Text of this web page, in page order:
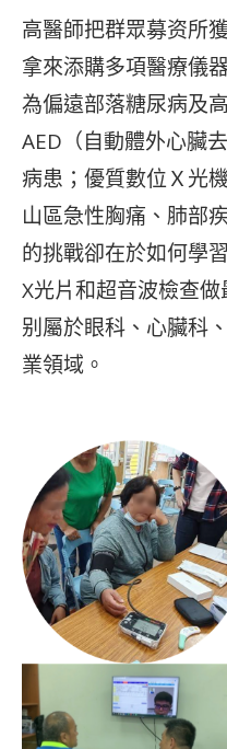
高醫師把群眾募资所
拿來添購多項醫療儀
為偏遠部落糖尿病及
AED（自動體外心臟
病患；優質數位Ｘ光
山區急性胸痛、肺部
的挑戰卻在於如何學
X光片和超音波檢查
别屬於眼科、心臟科
業領域。